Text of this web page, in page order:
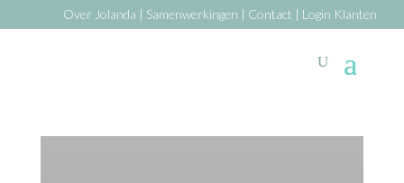
Over Jolanda | Samenwerkingen | Contact | Login Klanten